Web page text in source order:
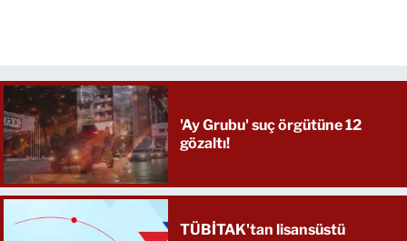
'Ay Grubu' suç örgütüne 12
gözaltı!
TÜBİTAK'tan lisansüstü